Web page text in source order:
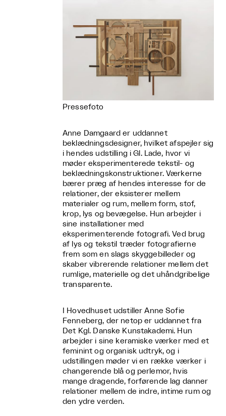
Pressefoto
Anne Damgaard er uddannet
beklædningsdesigner, hvilket afspejler sig
i hendes udstilling i Gl. Lade, hvor vi
møder eksperimenterede tekstil- og
beklædningskonstruktioner. Værkerne
bærer præg af hendes interesse for de
relationer, der eksisterer mellem
materialer og rum, mellem form, stof,
krop, lys og bevægelse. Hun arbejder i
sine installationer med
eksperimenterende fotografi. Ved brug
af lys og tekstil træder fotografierne
frem som en slags skyggebilleder og
skaber vibrerende relationer mellem det
rumlige, materielle og det uhåndgribelige
transparente.
I Hovedhuset udstiller Anne Sofie
Fenneberg, der netop er uddannet fra
Det Kgl. Danske Kunstakademi. Hun
arbejder i sine keramiske værker med et
feminint og organisk udtryk, og i
udstillingen møder vi en række værker i
changerende blå og perlemor, hvis
mange dragende, forførende lag danner
relationer mellem de indre, intime rum og
den ydre verden.